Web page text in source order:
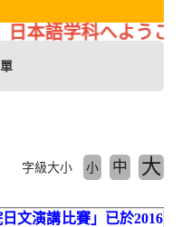
本語学科へようこそ
字級大小 小 中 大
文演講比賽」已於2016